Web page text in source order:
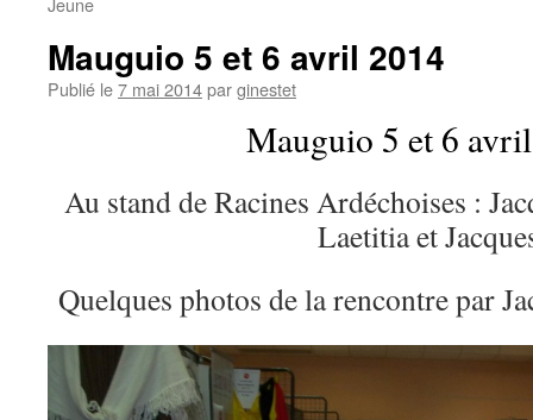
Mauguio 5 et 6 avril 2014
Publié le7 mai 2014parginestet
Mauguio 5 et 6
Au stand de Racines Ardéchoises :
Laetitia et
Quelques photos de la rencontre par